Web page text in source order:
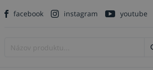
facebook instagram youtube